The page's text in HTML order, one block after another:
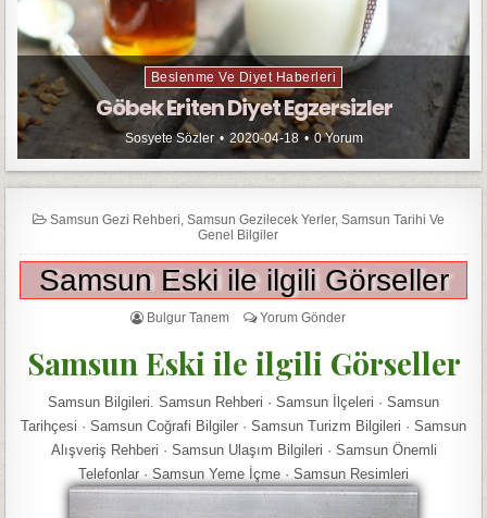
Beslenme Ve Diyet Haberleri
Göbek Eriten Diyet Egzersizler
Sosyete Sözler 2020-04-18 0 Yorum
Samsun Gezi Rehberi Samsun Gezilecek Yerler, Samsun Tarihi Ve
Genel Bilgiler
Samsun Eski ile ilgili Görseller
Bulgur Tanem Yorum Gönder
Samsun Eski ile ilgili Görseller
Samsun Bilgileri. Samsun Rehberi · Samsun İlçeleri · Samsun
Tarihçesi · Samsun Coğrafi Bilgiler · Samsun Turizm Bilgileri · Samsun
Alışveriş Rehberi · Samsun Ulaşım Bilgileri · Samsun Önemli
Telefonlar · Samsun Yeme İçme · Samsun Resimleri